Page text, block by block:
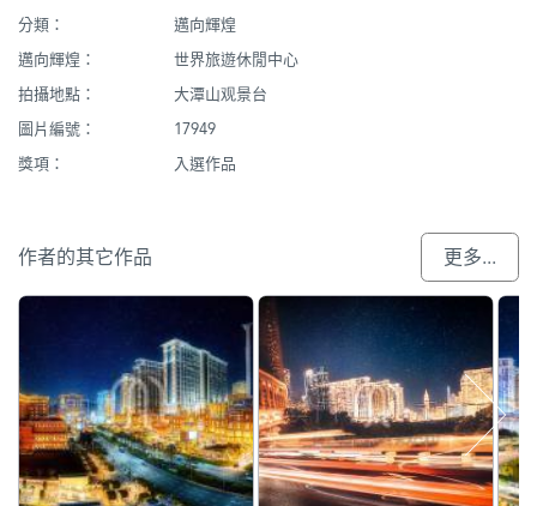
分類：
邁向輝煌
邁向輝煌：
世界旅遊休閒中心
拍攝地點：
大潭山观景台
圖片編號：
17949
獎項：
入選作品
作者的其它作品 更多...